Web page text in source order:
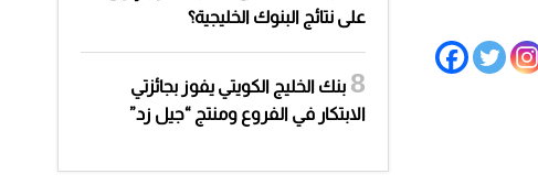
على نتائج البنوك الخليجية؟
بنك الخليج الكويتي يفوز بجائزتي
الابتكار في الفروع ومنتج “جيل زد”